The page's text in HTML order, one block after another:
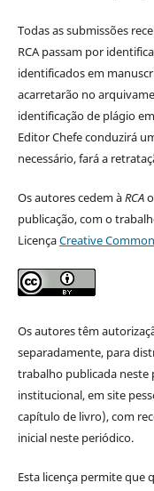
Todas as submissões
RCA passam por
identificados em
acarretarão no
identificação de plágio
Editor Chefe conduzirá
necessário, fará a
Os autores cedem àRCA
publicação, com o
LicençaCreative
Os autores têm
separadamente, para
trabalho publicada
institucional, em site
capítulo de livro), com
inicial neste periódico.
Esta licença permite que